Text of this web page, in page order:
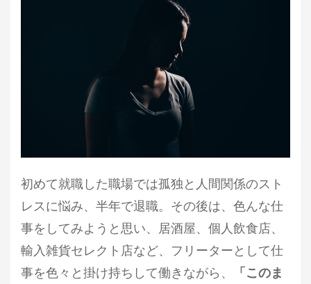
初めて就職した職場では孤独と人間関係のスト
レスに悩み、半年で退職。その後は、色んな仕
事をしてみようと思い、居酒屋、個人飲食店、
輸入雑貨セレクト店など、フリーターとして仕
事を色々と掛け持ちして働きながら、
「このま